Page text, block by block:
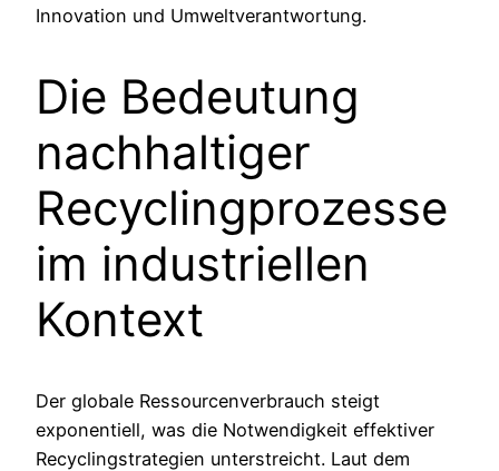
Innovation und Umweltverantwortung.
Die Bedeutung
nachhaltiger
Recyclingprozesse
im industriellen
Kontext
Der globale Ressourcenverbrauch steigt
exponentiell, was die Notwendigkeit effektiver
Recyclingstrategien unterstreicht. Laut dem